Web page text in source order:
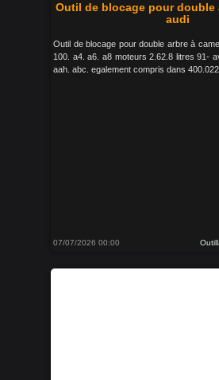
Outil de blocage pour double
audi
Outil de blocage pour double arbre à
100. a4. a6. a8 moteurs 2.62.8 litres 91-
aah. abc. egalement compris dans
07/07/2026 00:00